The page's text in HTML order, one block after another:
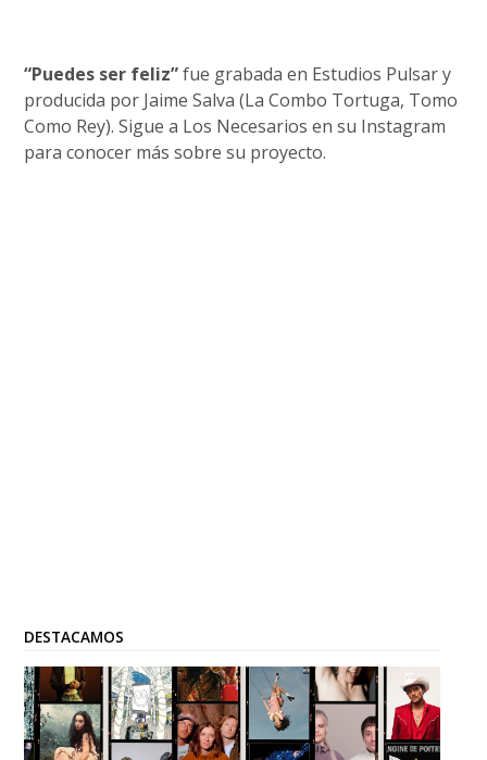
“Puedes ser feliz”fue grabada en Estudios Pulsar y
producida por Jaime Salva (La Combo Tortuga, Tomo
Como Rey). Sigue a Los Necesarios en su Instagram
para conocer más sobre su proyecto.
DESTACAMOS